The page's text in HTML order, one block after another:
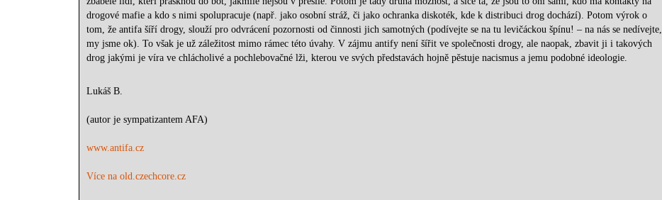
drogové mafie a kdo s nimi spolupracuje (např. jako osobní stráž, či jako ochranka diskoték, kde k distribuci drog dochází). Potom výrok o
tom, že antifa šíří drogy, slouží pro odvrácení pozornosti od činnosti jich samotných (podívejte se na tu levičáckou špínu! – na nás se nedívejte,
my jsme ok). To však je už záležitost mimo rámec této úvahy. V zájmu antify není šířit ve společnosti drogy, ale naopak, zbavit ji i takových
drog jakými je víra ve chlácholivé a pochlebovačné lži, kterou ve svých představách hojně pěstuje nacismus a jemu podobné ideologie.
Lukáš B.
(autor je sympatizantem AFA)
www.antifa.cz
Více na old.czechcore.cz